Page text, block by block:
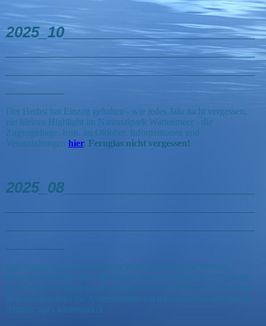
2025_10_______________________
______________________________
______________________________
Der Herbst hat Einzug gehalten - wie jedes Jahr nicht vergessen,
ein kleines Highlight im Nationalpark Wattenmeer - die
Zugvogeltage. Insb. im Oktober. Informationen und
Veranstaltungen hier. Fernglas nicht vergessen!
2025_08_______________________
Der August war musikalisch in Wremen: Musik im Wremer
Kurpark mit "Why Six" Merseybeat der 60er Jahre mit Titeln von
den Beatles, Rolling Stones, Searchers, Cliff Richard, CCR, Simon